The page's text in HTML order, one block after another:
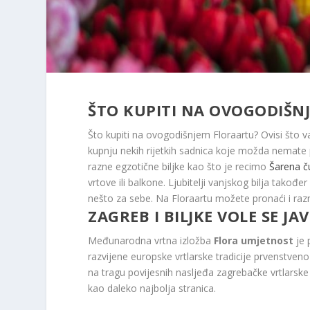
ŠTO KUPITI NA
Što kupiti na ovogodišnjem Floraartu? Ovisi što
kupnju nekih rijetkih sadnica koje možda
razne egzotične biljke kao što je recimoŠarena
vrtove ili balkone. Ljubitelji vanjskog bilja
nešto za sebe. Na Floraartu možete pronaći i
ZAGREB I BILJKE VOLE SE
Međunarodna vrtna izložba Flora umjetnost je
razvijene europske vrtlarske tradicije
na tragu povijesnih nasljeđa zagrebačke
kao daleko najbolja stranica.